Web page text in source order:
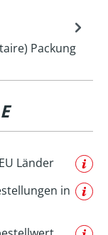
Packung
Länder
in